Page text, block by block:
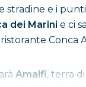
stradine e i
dei Marini e ci
Conca
Amalfi, terra